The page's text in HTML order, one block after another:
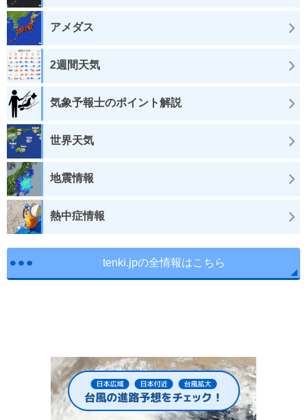
アメダス
2週間天気
気象予報士のポイント解説
世界天気
地震情報
熱中症情報
tenki.jpの全情報はこちら